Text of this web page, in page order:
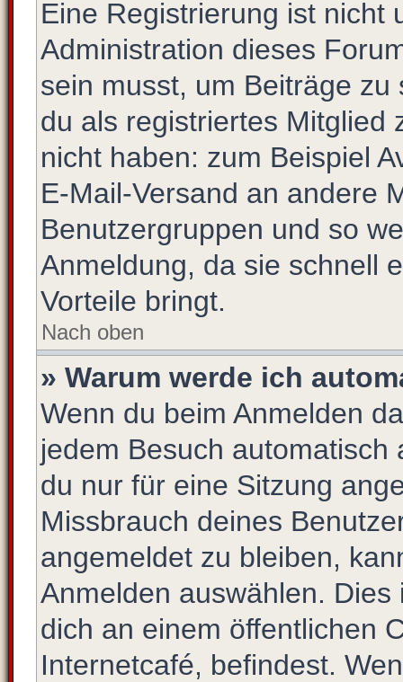
Eine Registrierung ist nicht
Administration dieses
sein musst, um Beiträge
du als registriertes Mitglied
nicht haben: zum Beispiel
E-Mail-Versand an andere
Benutzergruppen und so
Anmeldung, da sie schnell
Vorteile bringt.
Nach oben
» Warum werde ich
Wenn du beim Anmelden
jedem Besuch automatisch
du nur für eine Sitzung
Missbrauch deines
angemeldet zu bleiben,
Anmelden auswählen.
dich an einem öffentlichen
Internetcafé, befindest.